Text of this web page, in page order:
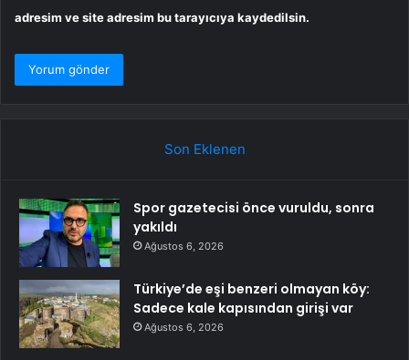
adresim ve site adresim bu tarayıcıya kaydedilsin.
Son Eklenen
Spor gazetecisi önce vuruldu, sonra
yakıldı
Ağustos 6, 2026
Türkiye’de eşi benzeri olmayan köy:
Sadece kale kapısından girişi var
Ağustos 6, 2026